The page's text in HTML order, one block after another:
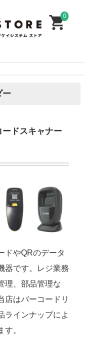
0
ー
ドスキャナー
ドやQRのデータ
器です。レジ業務
理、部品管理な
店はバーコードリ
ラインナップによ
。